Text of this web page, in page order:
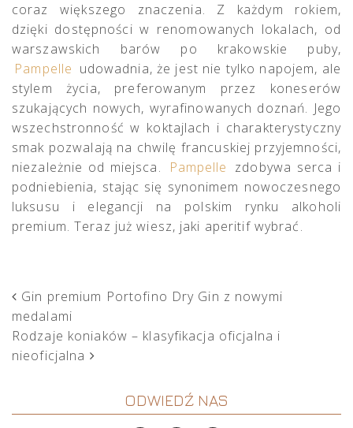
coraz większego znaczenia. Z każdym rokiem,
dzięki dostępności w renomowanych lokalach, od
warszawskich barów po krakowskie puby,
Pampelle udowadnia, że jest nie tylko napojem, ale
stylem życia, preferowanym przez koneserów
szukających nowych, wyrafinowanych doznań. Jego
wszechstronność w koktajlach i charakterystyczny
smak pozwalają na chwilę francuskiej przyjemności,
niezależnie od miejsca.
Pampelle zdobywa serca i
podniebienia, stając się synonimem nowoczesnego
luksusu i elegancji na polskim rynku alkoholi
premium. Teraz już wiesz, jaki aperitif wybrać.
POST NAVIGATION
Gin premium Portofino Dry Gin z nowymi
medalami
Rodzaje koniaków – klasyfikacja oficjalna i
nieoficjalna
ODWIEDŹ NAS